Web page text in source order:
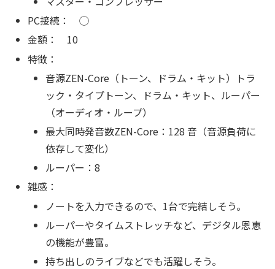
PC接続： ◯
金額： 10
特徴：
音源ZEN-Core（トーン、ドラム・キット）トラ
ック・タイプトーン、ドラム・キット、ルーパー
（オーディオ・ループ）
最大同時発音数ZEN-Core：128 音（音源負荷に
依存して変化）
ルーパー：8
雑感：
ノートを入力できるので、1台で完結しそう。
ルーパーやタイムストレッチなど、デジタル恩恵
の機能が豊富。
持ち出しのライブなどでも活躍しそう。